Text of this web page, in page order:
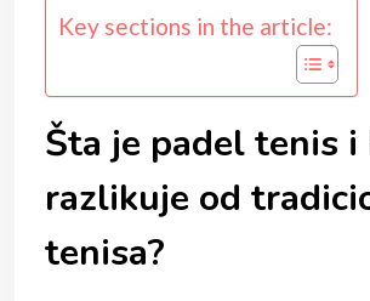
Key sections in the article:
Šta je padel tenis i
razlikuje od
tenisa?